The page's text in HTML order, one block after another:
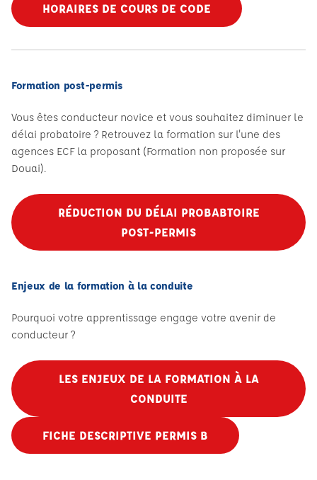
HORAIRES DE COURS DE CODE
Formation post-permis
Vous êtes conducteur novice et vous souhaitez diminuer le
délai probatoire ? Retrouvez la formation sur l'une des
agences ECF la proposant (Formation non proposée sur
Douai).
RÉDUCTION DU DÉLAI PROBABTOIRE
POST-PERMIS
Enjeux de la formation à la conduite
Pourquoi votre apprentissage engage votre avenir de
conducteur ?
LES ENJEUX DE LA FORMATION À LA
CONDUITE
FICHE DESCRIPTIVE PERMIS B